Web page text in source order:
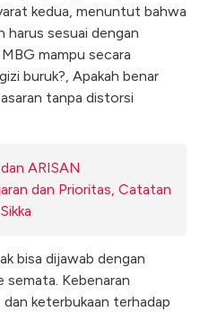
kedua, menuntut bahwa
harus sesuai dengan
mampu secara
buruk?, Apakah benar
tanpa distorsi
ARISAN
dan Prioritas, Catatan
bisa dijawab dengan
Kebenaran
keterbukaan terhadap